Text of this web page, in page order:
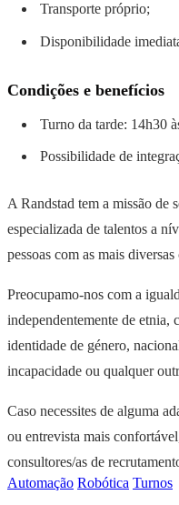
Transporte próprio;
Disponibilidade
Condições e benefícios
Turno da tarde: 14h30
Possibilidade de
A Randstad tem a missão de
especializada de talentos a
pessoas com as mais
Preocupamo-nos com a
independentemente de etnia,
identidade de género,
incapacidade ou qualquer
Caso necessites de alguma
ou entrevista mais
consultores/as de
Automação Robótica Turnos